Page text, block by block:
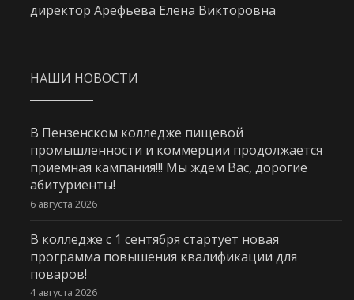
директор Арефьева Елена Викторовна
НАШИ НОВОСТИ
В Пензенском колледже пищевой
промышленности и коммерции продолжается
приемная кампания!!! Мы ждем Вас, дорогие
абитуриенты!
6 августа 2026
В колледже с 1 сентября стартует новая
программа повышения квалификации для
поваров!
4 августа 2026